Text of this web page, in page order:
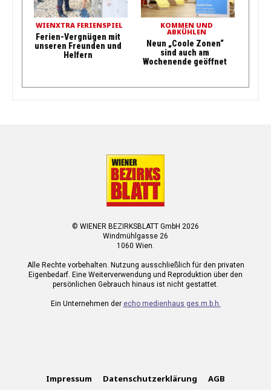
WIENXTRA FERIENSPIEL
Ferien-Vergnügen mit
unseren Freunden und
Helfern
KOMMEN UND
ABKÜHLEN
Neun „Coole Zonen“
sind auch am
Wochenende geöffnet
© WIENER BEZIRKSBLATT GmbH 2026
Windmühlgasse 26
1060 Wien.
Alle Rechte vorbehalten. Nutzung ausschließlich für den privaten
Eigenbedarf. Eine Weiterverwendung und Reproduktion über den
persönlichen Gebrauch hinaus ist nicht gestattet.
Ein Unternehmen der echo medienhaus ges.m.b.h.
Impressum Datenschutzerklärung AGB